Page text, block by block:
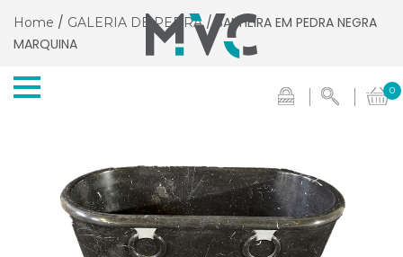
0
Home / GALERIA DE PEDRA/ BANHEIRA EM PEDRA NEGRA
MARQUINA